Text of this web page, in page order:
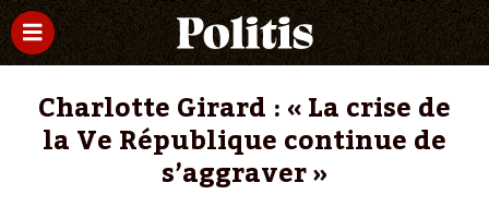
Charlotte Girard : « La crise de
la Ve République continue de
s’aggraver »